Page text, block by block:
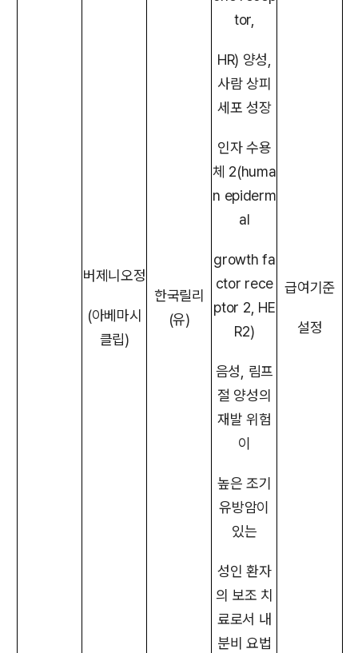
버제니오정
(아베마시
클립)
한국릴리
(유)
tor,
HR) 양성,
사람 상피
세포 성장
인자 수용
체 2(huma
n epiderm
al
growth fa
ctor rece
ptor 2, HE
R2)
음성, 림프
절 양성의
재발 위험
이
높은 조기
유방암이
있는
성인 환자
의 보조 치
료로서 내
분비 요법
급여기준
설정